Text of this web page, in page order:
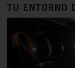
TU ENTORNO